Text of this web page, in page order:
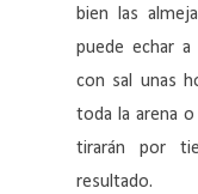
bien las
puede echar a
con sal unas
toda la arena
tirarán por
resultado.